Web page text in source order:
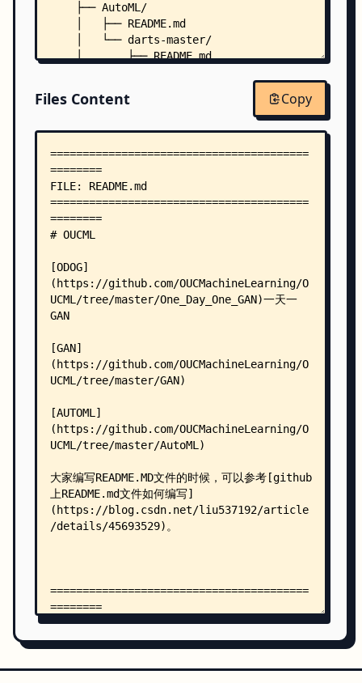
    ├── AutoML/
    │   ├── README.md
    │   └── darts-master/
    │       ├── README.md
    │       │   ├── architect.py
    │       │   ├── genotypes.py
    │       │   ├── model.py
    │       │   ├── model_search.py
    │       │   ├── operations.py
    │       │   ├── test.py
    │       │   ├── test_imagenet.py
    │       │   ├── train.py
    │       │   ├── train_imagenet.py
    │       │   ├── utils.py
    │       │   └── visualize.py
    │       └── rnn/
    │           ├── architect.py
    │           ├── genotypes.py
    │           ├── model.py
    │           ├── model_search.py
    │           ├── train.py
    │           ├── train_search.py
    │           ├── utils.py
    ├── BOOK/
    │   ├── batch-markdown-to-pdf.py
│   ├── Machine Learning Books you should
    │   └── template.tex
    │   │   ├── README.md
    │   │   ├── wgan/
    │   │   │   ├── readme.md
    │   │   │   ├── wgan.py
    │   │   │   ├── wgan_fashion_mnist.py
Files Content Copy